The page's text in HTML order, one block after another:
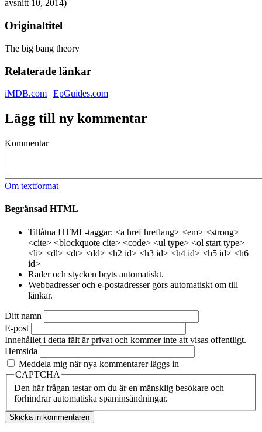
avsnitt 10, 2014)
Originaltitel
The big bang theory
Relaterade länkar
iMDB.com | EpGuides.com
Lägg till ny kommentar
Kommentar
Om textformat
Begränsad HTML
Tillåtna HTML-taggar: <a href hreflang> <em> <strong>
<cite> <blockquote cite> <code> <ul type> <ol start type>
<li> <dl> <dt> <dd> <h2 id> <h3 id> <h4 id> <h5 id> <h6
id>
Rader och stycken bryts automatiskt.
Webbadresser och e-postadresser görs automatiskt om till
länkar.
Ditt namn
E-post
Innehållet i detta fält är privat och kommer inte att visas offentligt.
Hemsida
Meddela mig när nya kommentarer läggs in
CAPTCHA
Den här frågan testar om du är en mänsklig besökare och
förhindrar automatiska spaminsändningar.